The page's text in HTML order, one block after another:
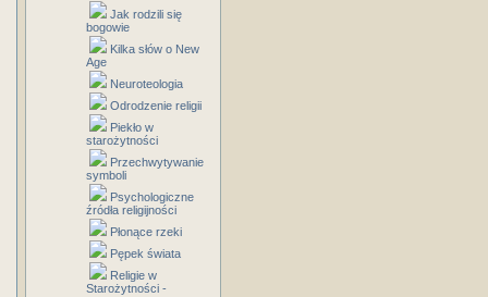
Jak rodzili się
bogowie
Kilka słów o New
Age
Neuroteologia
Odrodzenie religii
Piekło w
starożytności
Przechwytywanie
symboli
Psychologiczne
źródła religijności
Płonące rzeki
Pępek świata
Religie w
Starożytności -